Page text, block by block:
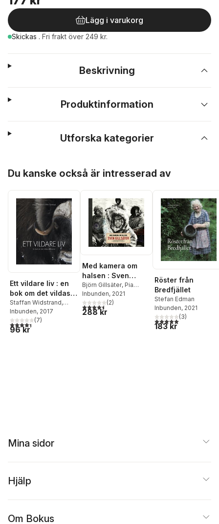
Lägg i varukorg
Skickas . Fri frakt över 249 kr.
Beskrivning
Produktinformation
Utforska kategorier
Du kanske också är intresserad av
Ett vildare liv : en
bok om det vildas
återkomst
Staffan Widstrand,
Magnus Lundgren
Inbunden, 2017
4,4utav 5 stjärnor. Totalt antal röster:
(7)
96 kr
Med kamera om
halsen : Sven
Gillsäter,
naturfotograf och
världsresenär på
1900-talet
Björn Gillsäter, Pia
Gillsäter
Inbunden, 2021
4,5utav 5 stjärnor. Totalt antal röster:
(2)
288 kr
Röster från
Bredfjället
Stefan Edman
Inbunden, 2021
5,0utav 5 stjärnor.
(3)
183 kr
Mina sidor
Hjälp
Om Bokus